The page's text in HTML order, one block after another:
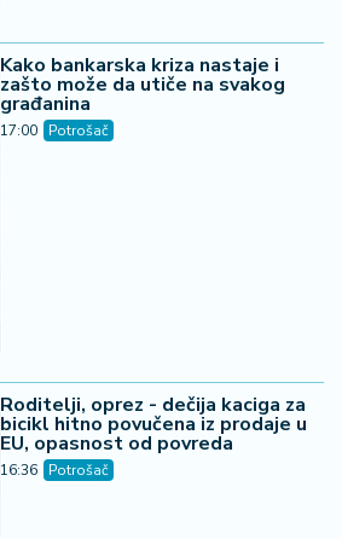
Kako bankarska kriza nastaje i
zašto može da utiče na svakog
građanina
17:00 Potrošač
Roditelji, oprez - dečija kaciga za
bicikl hitno povučena iz prodaje u
EU, opasnost od povreda
16:36 Potrošač